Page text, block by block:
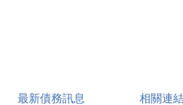
最新債務訊息 相關連